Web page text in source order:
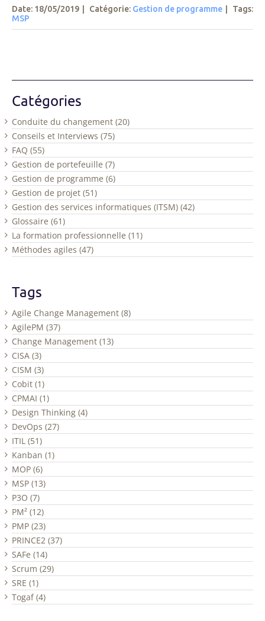
Date: 18/05/2019 Catégorie: Gestion de programme Tags:
MSP
Catégories
Conduite du changement (20)
Conseils et Interviews (75)
FAQ (55)
Gestion de portefeuille (7)
Gestion de programme (6)
Gestion de projet (51)
Gestion des services informatiques (ITSM) (42)
Glossaire (61)
La formation professionnelle (11)
Méthodes agiles (47)
Tags
Agile Change Management (8)
AgilePM (37)
Change Management (13)
CISA (3)
CISM (3)
Cobit (1)
CPMAI (1)
Design Thinking (4)
DevOps (27)
ITIL (51)
Kanban (1)
MOP (6)
MSP (13)
P3O (7)
PM² (12)
PMP (23)
PRINCE2 (37)
SAFe (14)
Scrum (29)
SRE (1)
Togaf (4)